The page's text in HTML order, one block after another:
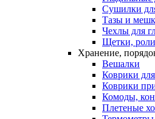
Сушилки
Тазы и
Чехлы для
Щетки,
Хранение,
Вешалки
Коврики
Коврики
Комоды,
Плетеные